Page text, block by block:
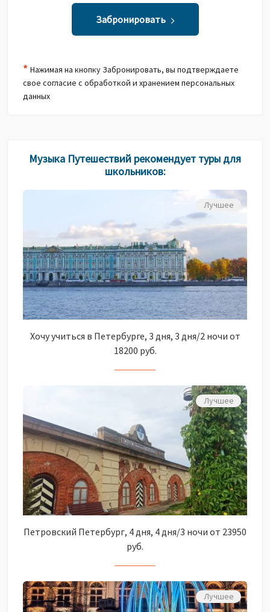
* Нажимая на кнопку Забронировать, вы подтверждаете
свое согласие с обработкой и хранением персональных
данных
Забронировать
Музыка Путешествий рекомендует туры для
школьников:
Лучшее
Хочу учиться в Петербурге, 3 дня, 3 дня/2 ночи от
18200 руб.
Лучшее
Петровский Петербург, 4 дня, 4 дня/3 ночи от 23950
руб.
Лучшее